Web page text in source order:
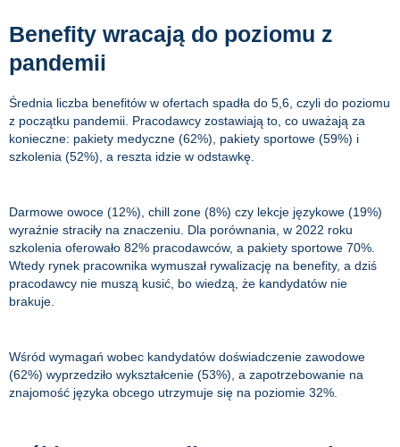
Benefity wracają do poziomu z
pandemii
Średnia liczba benefitów w ofertach spadła do 5,6, czyli do poziomu
z początku pandemii. Pracodawcy zostawiają to, co uważają za
konieczne: pakiety medyczne (62%), pakiety sportowe (59%) i
szkolenia (52%), a reszta idzie w odstawkę.
Darmowe owoce (12%), chill zone (8%) czy lekcje językowe (19%)
wyraźnie straciły na znaczeniu. Dla porównania, w 2022 roku
szkolenia oferowało 82% pracodawców, a pakiety sportowe 70%.
Wtedy rynek pracownika wymuszał rywalizację na benefity, a dziś
pracodawcy nie muszą kusić, bo wiedzą, że kandydatów nie
brakuje.
Wśród wymagań wobec kandydatów doświadczenie zawodowe
(62%) wyprzedziło wykształcenie (53%), a zapotrzebowanie na
znajomość języka obcego utrzymuje się na poziomie 32%.